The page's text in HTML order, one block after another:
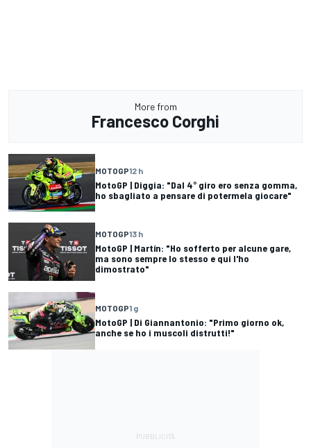
More from
Francesco Corghi
MOTOGP12 h
MotoGP | Diggia: "Dal 4° giro ero senza gomma,
ho sbagliato a pensare di potermela giocare"
MOTOGP13 h
MotoGP | Martín: "Ho sofferto per alcune gare,
ma sono sempre lo stesso e qui l'ho
dimostrato"
MOTOGP1 g
MotoGP | Di Giannantonio: "Primo giorno ok,
anche se ho i muscoli distrutti!"